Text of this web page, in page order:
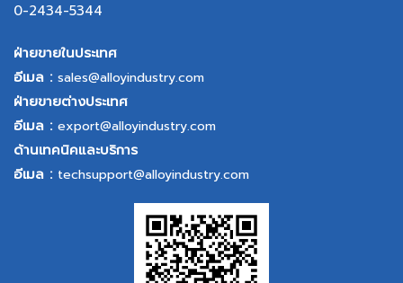
0-2434-5344
ฝ่ายขายในประเทศ
อีเมล : sales@alloyindustry.com
ฝ่ายขายต่างประเทศ
อีเมล : export@alloyindustry.com
ด้านเทคนิคและบริการ
อีเมล : techsupport@alloyindustry.com